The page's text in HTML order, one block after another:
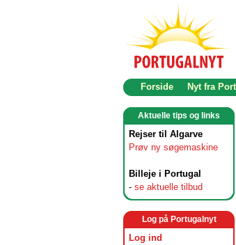
Forside Nyt fra
Aktuelle tips og links
Rejser til Algarve
Prøv ny søgemaskine
Billeje i Portugal
- se aktuelle tilbud
Log på Portugalnyt
Log ind